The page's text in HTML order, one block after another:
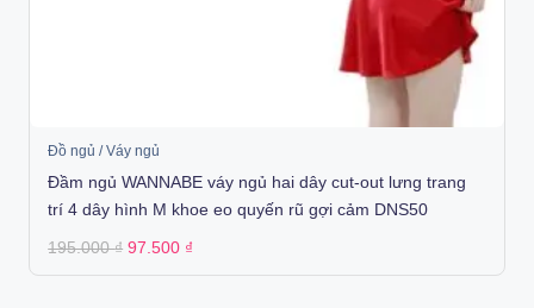
Đồ ngủ / Váy ngủ
Đầm ngủ WANNABE váy ngủ hai dây cut-out lưng trang
trí 4 dây hình M khoe eo quyến rũ gợi cảm DNS50
195.000₫ Original
was:
97.500 ₫
is: